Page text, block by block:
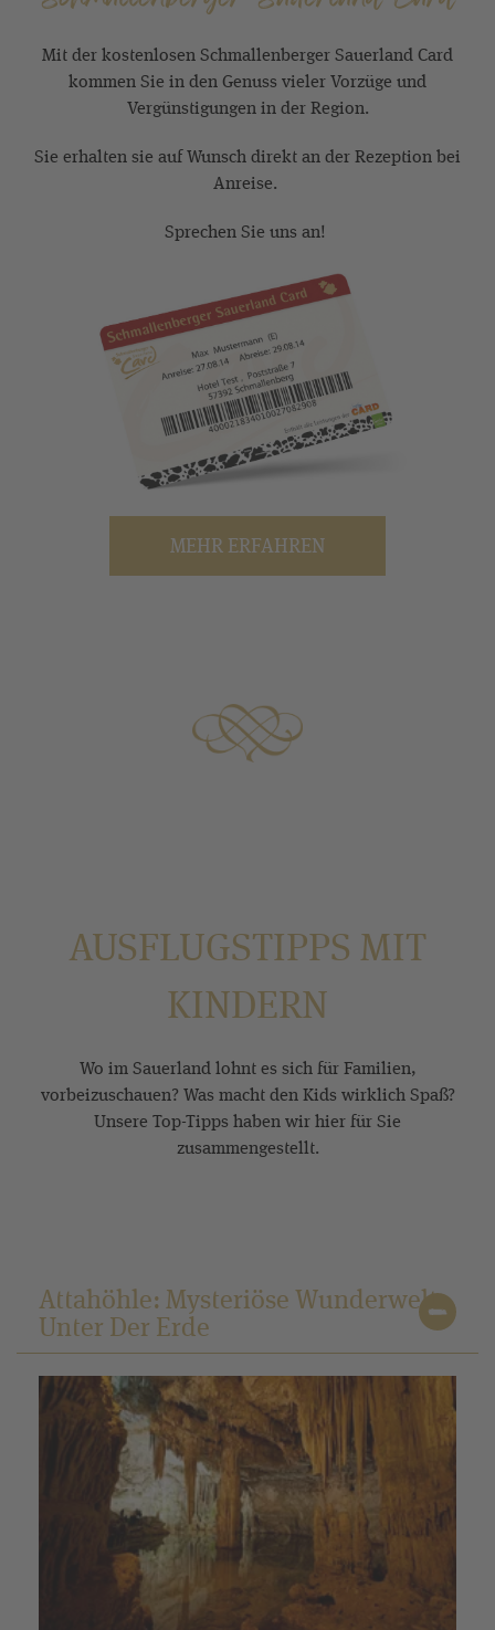
Mit der kostenlosen Schmallenberger Sauerland Card
kommen Sie in den Genuss vieler Vorzüge und
Vergünstigungen in der Region.
Sie erhalten sie auf Wunsch direkt an der Rezeption bei
Anreise.
Sprechen Sie uns an!
MEHR ERFAHREN
AUSFLUGSTIPPS MIT
KINDERN
Wo im Sauerland lohnt es sich für Familien,
vorbeizuschauen? Was macht den Kids wirklich Spaß?
Unsere Top-Tipps haben wir hier für Sie
zusammengestellt.
Attahöhle: Mysteriöse Wunderwelt
Unter Der Erde